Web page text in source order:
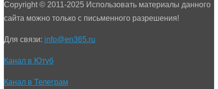
Copyright © 2011-2025 Использовать материалы данного
сайта можно только с письменного разрешения!
Для связи: info@en365.ru
Канал в Ютуб
Канал в Телеграм